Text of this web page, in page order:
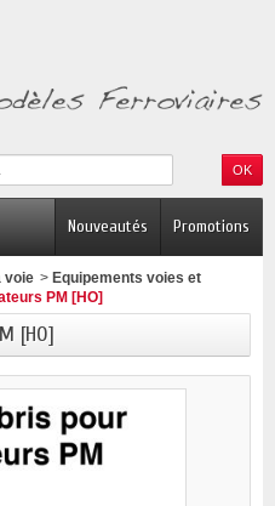
Promotions
Nouveautés
voie > Equipements voies et
PM [HO]
[HO]